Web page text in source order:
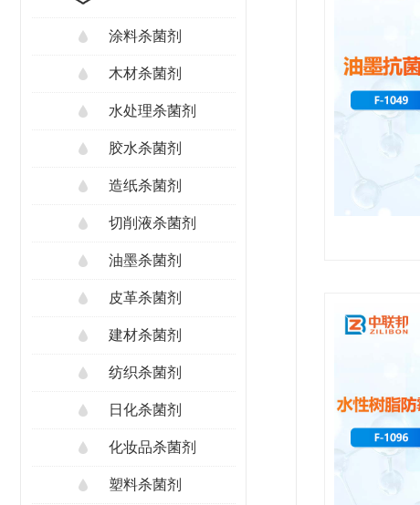
涂料杀菌剂
木材杀菌剂
水处理杀菌剂
胶水杀菌剂
造纸杀菌剂
切削液杀菌剂
油墨杀菌剂
皮革杀菌剂
建材杀菌剂
纺织杀菌剂
日化杀菌剂
化妆品杀菌剂
塑料杀菌剂